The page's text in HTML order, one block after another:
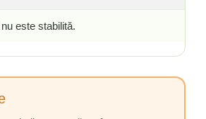
este stabilită.